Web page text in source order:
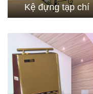
Kệ đựng tạp chí